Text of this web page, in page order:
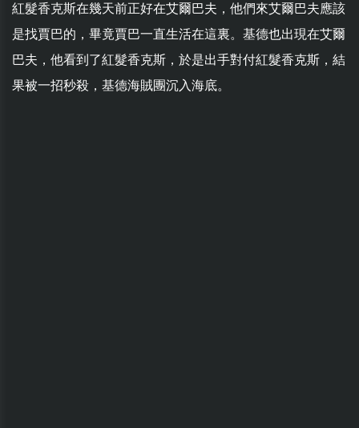
紅髮香克斯在幾天前正好在艾爾巴夫，他們來艾爾巴夫應該
是找賈巴的，畢竟賈巴一直生活在這裏。基德也出現在艾爾
巴夫，他看到了紅髮香克斯，於是出手對付紅髮香克斯，結
果被一招秒殺，基德海賊團沉入海底。